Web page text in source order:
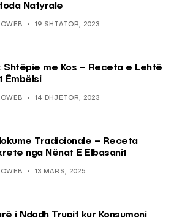
Natyrale
19 SHTATOR, 2023
Shtëpie me Kos – Receta e Lehtë
Ëmbëlsi
14 DHJETOR, 2023
Tradicionale – Receta
nga Nënat E Elbasanit
13 MARS, 2025
i Ndodh Trupit kur Konsumoni